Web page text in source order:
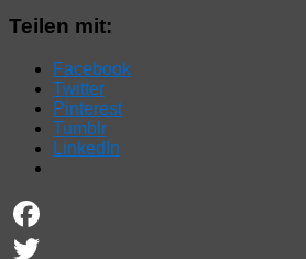
Teilen mit:
Facebook
Twitter
Pinterest
Tumblr
LinkedIn
Facebook